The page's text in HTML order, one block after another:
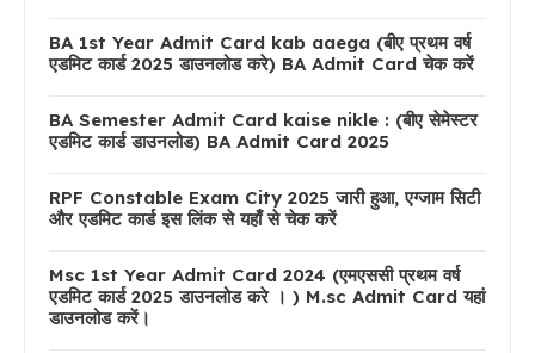
BA 1st Year Admit Card kab aaega (बीए प्रथम वर्ष
एडमिट कार्ड 2025 डाउनलोड करे) BA Admit Card चेक करें
BA Semester Admit Card kaise nikle : (बीए सेमेस्टर
एडमिट कार्ड डाउनलोड) BA Admit Card 2025
RPF Constable Exam City 2025 जारी हुआ, एग्जाम सिटी
और एडमिट कार्ड इस लिंक से यहाँ से चेक करें
Msc 1st Year Admit Card 2024 (एमएससी प्रथम वर्ष
एडमिट कार्ड 2025 डाउनलोड करे । ) M.sc Admit Card यहां
डाउनलोड करें।